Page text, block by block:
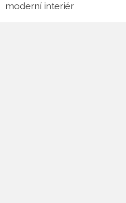
moderní interiér